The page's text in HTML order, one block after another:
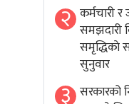
२ कर्मचारी
समझदारी
समृद्धिकाे
सुनुवार
३ सरकारको